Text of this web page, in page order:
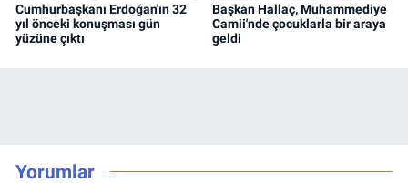
Cumhurbaşkanı Erdoğan'ın 32
yıl önceki konuşması gün
yüzüne çıktı
Başkan Hallaç, Muhammediye
Camii'nde çocuklarla bir araya
geldi
Yorumlar